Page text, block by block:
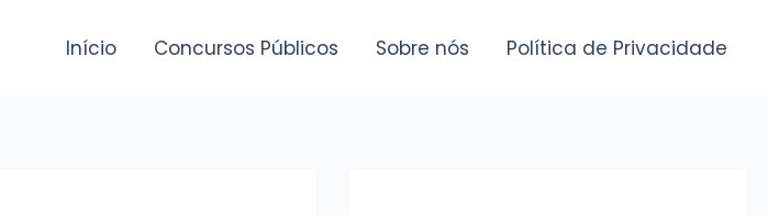
Início Concursos Públicos Sobre nós Política de Privacidade